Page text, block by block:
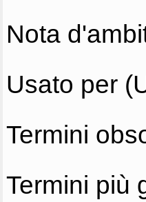
Nota
Usato per
Termini
Termini più